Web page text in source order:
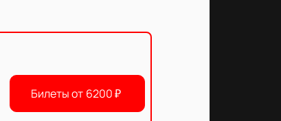
Билеты от 6200₽